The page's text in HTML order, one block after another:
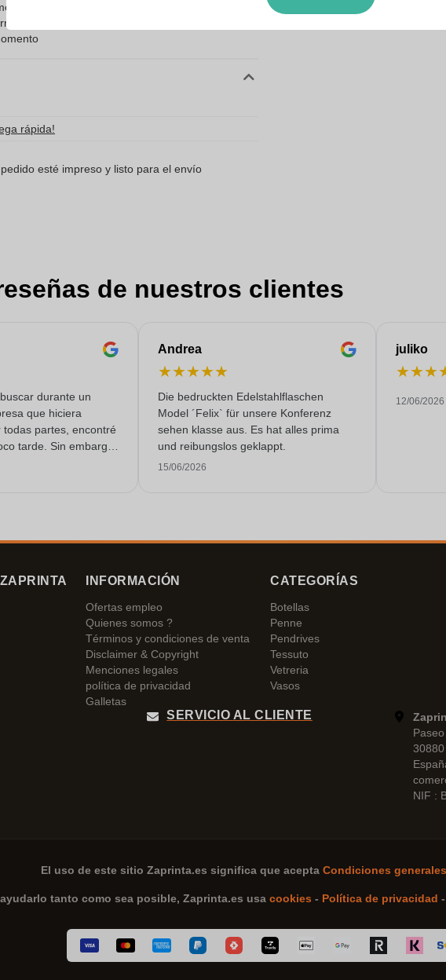
tus archivos de impresión al realizar tu
empezar de inmediato. Si tu logotipo no está
rápida!
esté impreso y listo para el envío
de nuestros clientes
durante un
que hiciera
todas partes, encontré
tarde. Sin embargo,
250 tazas de esmalte
Andrea
★★★★★
Die bedruckten Edelstahlflaschen
Model ´Felix` für unsere Konferenz
sehen klasse aus. Es hat alles prima
und reibungslos geklappt.
15/06/2026
juliko
★★★
12/06/2026
INFORMACIÓN
Ofertas empleo
Quienes somos ?
Términos y condiciones de venta
Disclaimer & Copyright
Menciones legales
política de privacidad
Galletas
CATEGORÍAS
Botellas
Penne
Pendrives
Tessuto
Vetreria
Vasos
SERVICIO AL CLIENTE
NIF :
El uso de este sitio Zaprinta.es significa que acepta Condiciones
tanto como sea posible, Zaprinta.es usa cookies - Política de privacidad -